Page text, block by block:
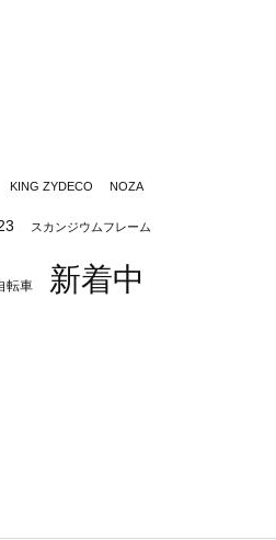
KING ZYDECO NOZA
スカンジウムフレーム
転車 新着中